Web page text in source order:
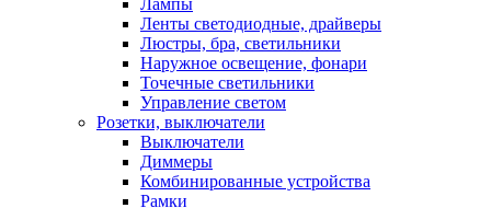
Лампы
Ленты светодиодные, драйверы
Люстры, бра, светильники
Наружное освещение, фонари
Точечные светильники
Управление светом
Розетки, выключатели
Выключатели
Диммеры
Комбинированные устройства
Рамки